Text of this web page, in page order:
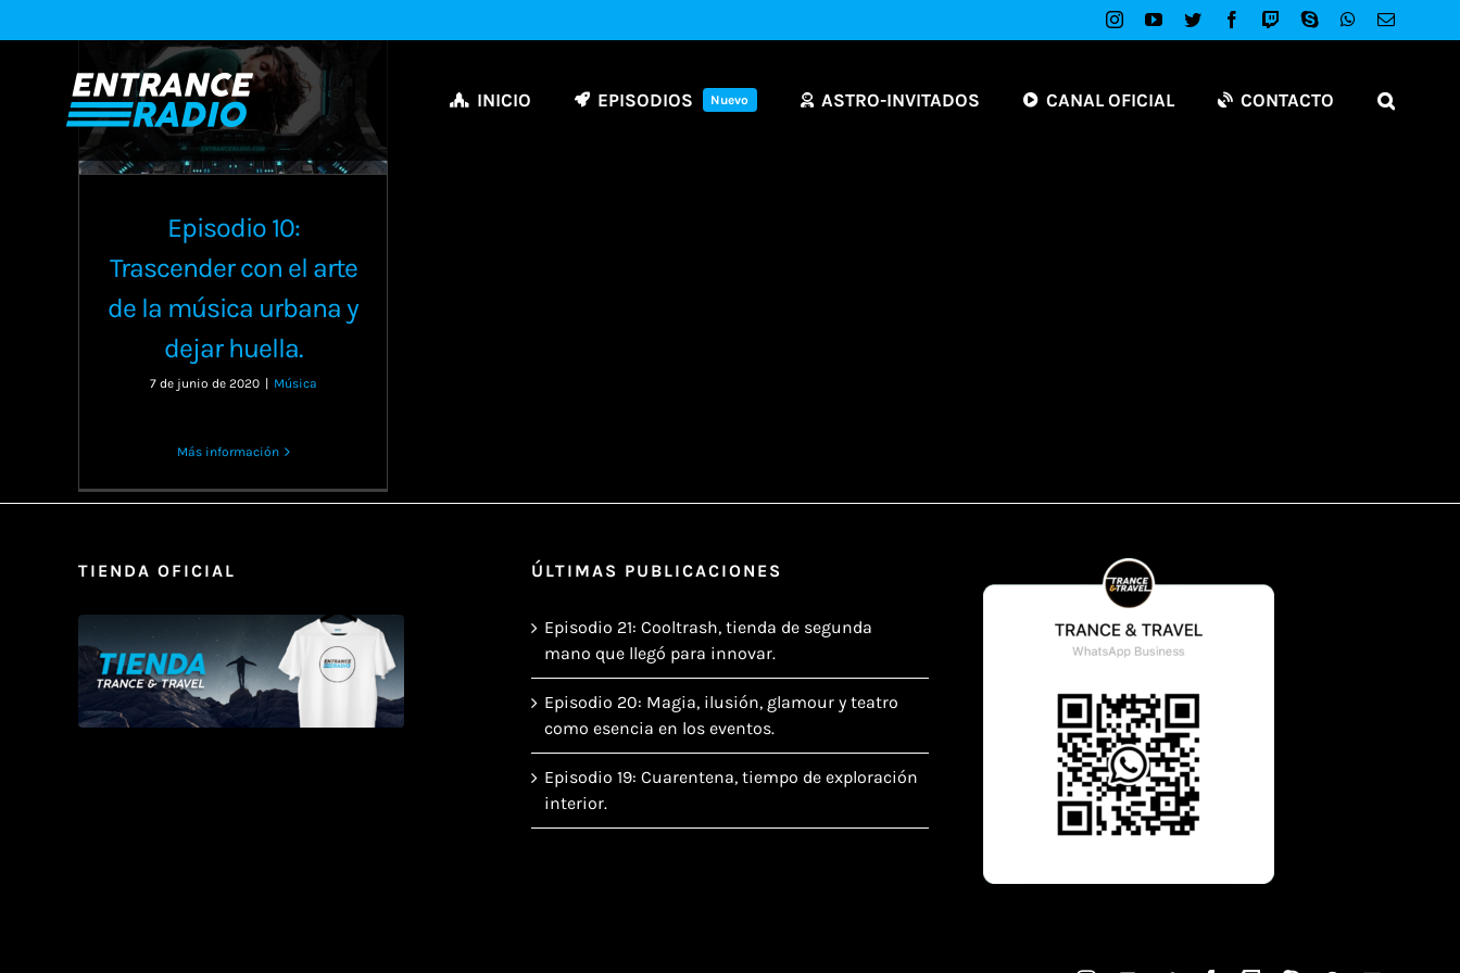
al
InstagramYouTubeTwitter Facebook
TwitchSkypeWhatsApp
Correo
INICIO EPISODIOS Nuevo ASTRO-INVITADOS CANAL OFICIAL CONTACTO
Episodio 10:
Trascender con el arte
de la música urbana y
dejar huella.
7 de junio de 2020 Música
Más información
TIENDA OFICIAL ÚLTIMAS PUBLICACIONES
Episodio 21: Cooltrash, tienda de segunda
mano que llegó para innovar.
Episodio 20: Magia, ilusión, glamour y teatro
como esencia en los eventos.
Episodio 19: Cuarentena, tiempo de exploración
interior.